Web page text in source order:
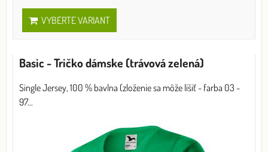
VYBERTE VARIANT
Basic - Tričko dámske (trávová zelená)
Single Jersey, 100 % bavlna (zloženie sa môže líšiť - farba 03 -
97...